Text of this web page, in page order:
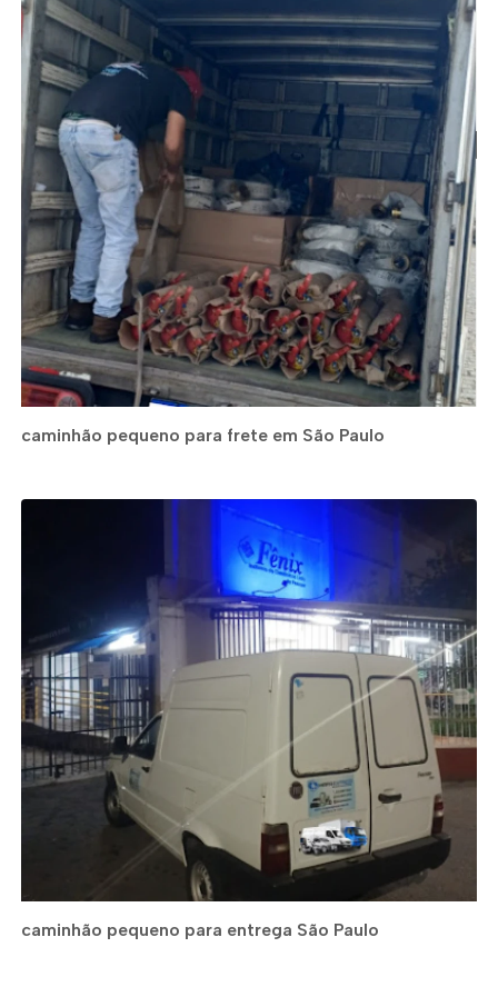
caminhão pequeno para frete em São Paulo
caminhão pequeno para entrega São Paulo